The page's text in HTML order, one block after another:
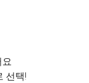
요
선택!